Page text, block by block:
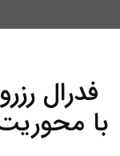
فدرال
با